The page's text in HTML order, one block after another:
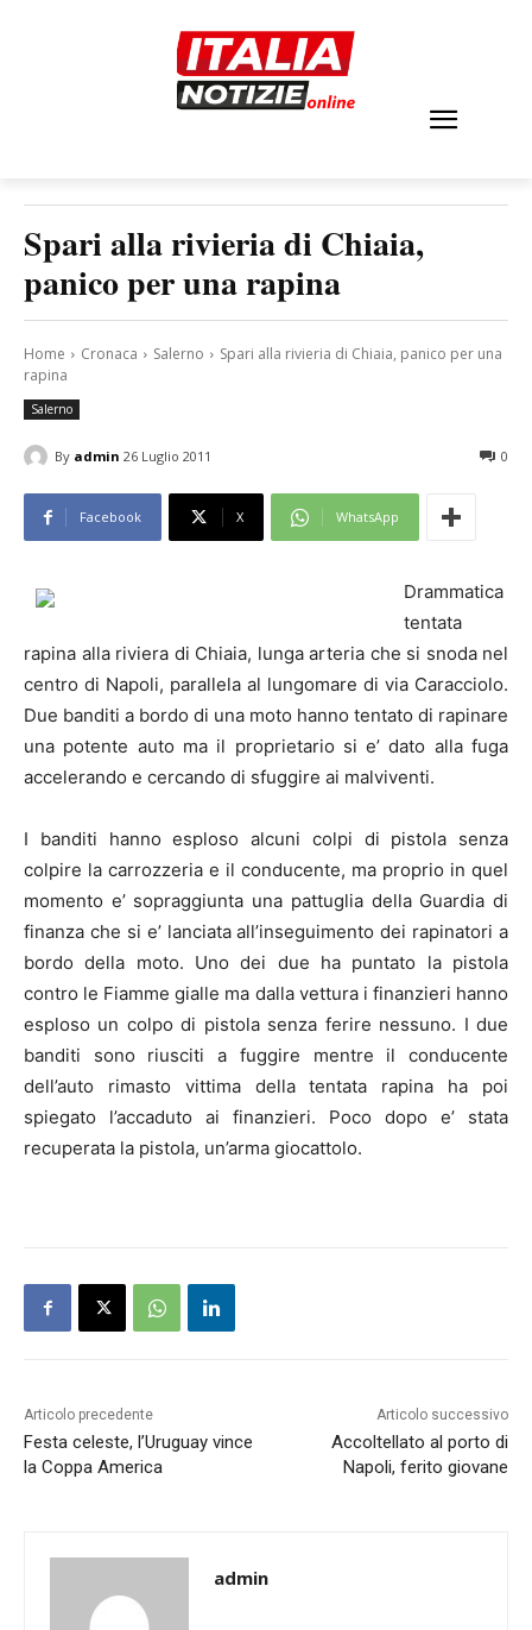
Spari alla rivieria di Chiaia,
panico per una rapina
Home Cronaca Salerno
Spari alla rivieria di Chiaia, panico per una
rapina
Salerno
By admin 26 Luglio 2011 0
Facebook X WhatsApp
Drammatica
tentata
rapina alla riviera di Chiaia, lunga arteria che si snoda nel
centro di Napoli, parallela al lungomare di via Caracciolo.
Due banditi a bordo di una moto hanno tentato di rapinare
una potente auto ma il proprietario si e’ dato alla fuga
accelerando e cercando di sfuggire ai malviventi.
I banditi hanno esploso alcuni colpi di pistola senza
colpire la carrozzeria e il conducente, ma proprio in quel
momento e’ sopraggiunta una pattuglia della Guardia di
finanza che si e’ lanciata all’inseguimento dei rapinatori a
bordo della moto. Uno dei due ha puntato la pistola
contro le Fiamme gialle ma dalla vettura i finanzieri hanno
esploso un colpo di pistola senza ferire nessuno. I due
banditi sono riusciti a fuggire mentre il conducente
dell’auto rimasto vittima della tentata rapina ha poi
spiegato l’accaduto ai finanzieri. Poco dopo e’ stata
recuperata la pistola, un’arma giocattolo.
Articolo precedente
Festa celeste, l’Uruguay vince
la Coppa America
Articolo successivo
Accoltellato al porto di
Napoli, ferito giovane
admin